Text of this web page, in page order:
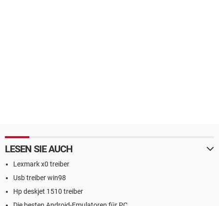
LESEN SIE AUCH
Lexmark x0 treiber
Usb treiber win98
Hp deskjet 1510 treiber